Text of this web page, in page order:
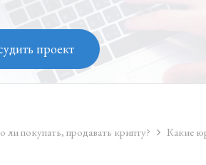
проект
покупать, продавать крипту? Какие